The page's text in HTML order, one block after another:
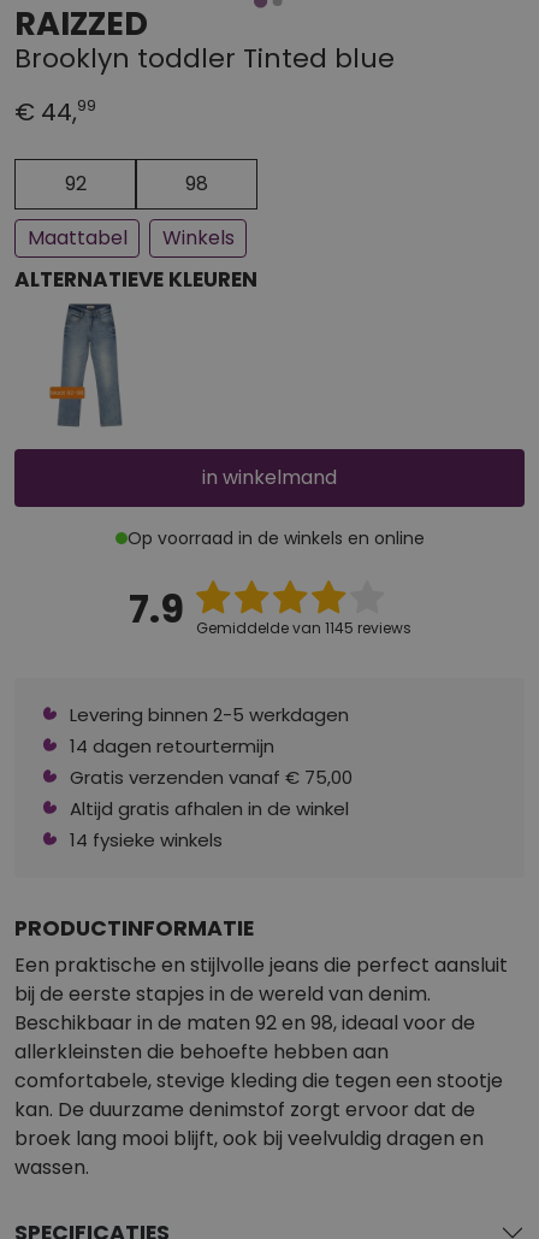
RAIZZED
Brooklyn toddler Tinted blue
€ 44,99
Een paar stuks op voorraad
Bijna uitverkocht
92
98
Maattabel
Winkels
ALTERNATIEVE KLEUREN
in winkelmand
Op voorraad in de winkels en online
7.9 Gemiddelde van 1145 reviews
Levering binnen 2-5 werkdagen
14 dagen retourtermijn
Gratis verzenden vanaf € 75,00
Altijd gratis afhalen in de winkel
14 fysieke winkels
PRODUCTINFORMATIE
Een praktische en stijlvolle jeans die perfect aansluit
bij de eerste stapjes in de wereld van denim.
Beschikbaar in de maten 92 en 98, ideaal voor de
allerkleinsten die behoefte hebben aan
comfortabele, stevige kleding die tegen een stootje
kan. De duurzame denimstof zorgt ervoor dat de
broek lang mooi blijft, ook bij veelvuldig dragen en
wassen.
SPECIFICATIES